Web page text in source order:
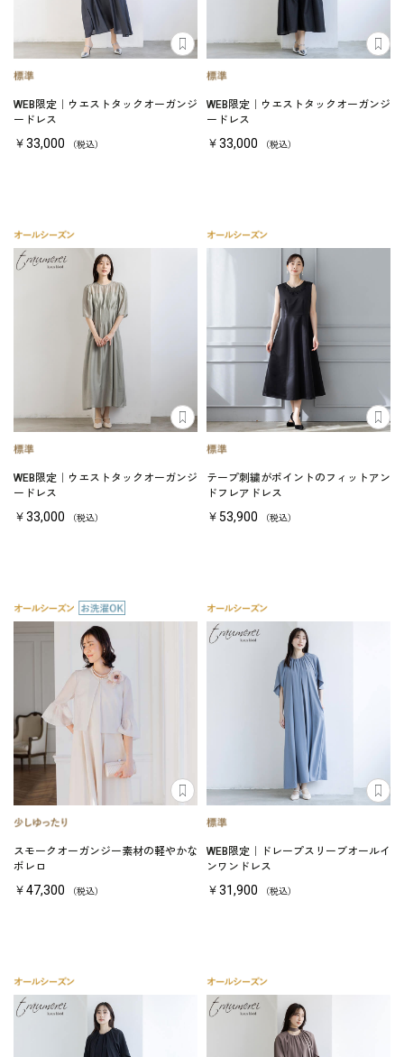
WEB限定｜ウエストタックオーガンジ
ードレス
￥33,000 （税込）
WEB限定｜ウエストタックオーガンジ
ードレス
￥33,000 （税込）
WEB限定｜ウエストタックオーガンジ
ードレス
￥33,000 （税込）
テープ刺繍がポイントのフィットアン
ドフレアドレス
￥53,900 （税込）
スモークオーガンジー素材の軽やかな
ボレロ
￥47,300 （税込）
WEB限定｜ドレープスリーブオールイ
ンワンドレス
￥31,900 （税込）